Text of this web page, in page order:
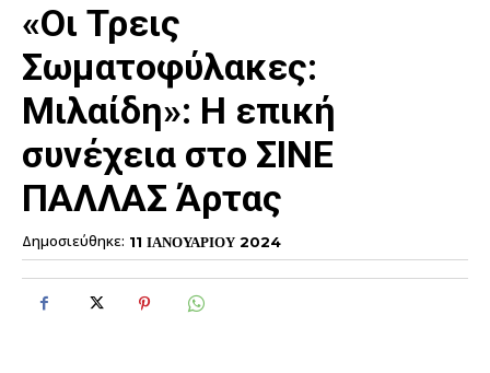
«Οι Τρεις
Σωματοφύλακες:
Μιλαίδη»: H επική
συνέχεια στο ΣΙΝΕ
ΠΑΛΛΑΣ Άρτας
Δημοσιεύθηκε: 11 ΙΑΝΟΥΑΡΙΟΥ 2024